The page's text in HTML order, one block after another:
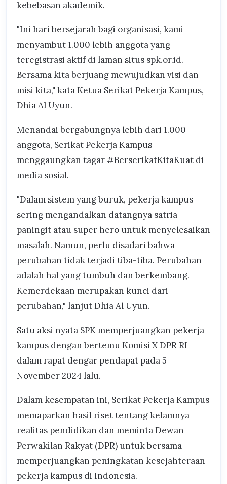
kebebasan akademik.
"Ini hari bersejarah bagi organisasi, kami
menyambut 1.000 lebih anggota yang
teregistrasi aktif di laman situs spk.or.id.
Bersama kita berjuang mewujudkan visi dan
misi kita," kata Ketua Serikat Pekerja Kampus,
Dhia Al Uyun.
Menandai bergabungnya lebih dari 1.000
anggota, Serikat Pekerja Kampus
menggaungkan tagar #BerserikatKitaKuat di
media sosial.
"Dalam sistem yang buruk, pekerja kampus
sering mengandalkan datangnya satria
paningit atau super hero untuk menyelesaikan
masalah. Namun, perlu disadari bahwa
perubahan tidak terjadi tiba-tiba. Perubahan
adalah hal yang tumbuh dan berkembang.
Kemerdekaan merupakan kunci dari
perubahan," lanjut Dhia Al Uyun.
Satu aksi nyata SPK memperjuangkan pekerja
kampus dengan bertemu Komisi X DPR RI
dalam rapat dengar pendapat pada 5
November 2024 lalu.
Dalam kesempatan ini, Serikat Pekerja Kampus
memaparkan hasil riset tentang kelamnya
realitas pendidikan dan meminta Dewan
Perwakilan Rakyat (DPR) untuk bersama
memperjuangkan peningkatan kesejahteraan
pekerja kampus di Indonesia.